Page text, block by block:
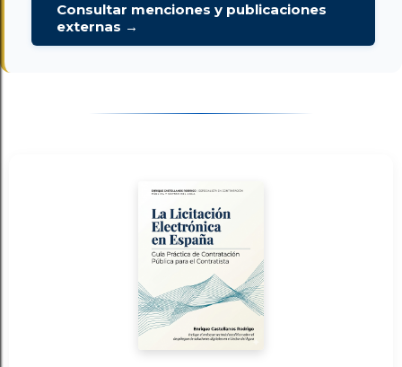
Consultar menciones y publicaciones
externas →